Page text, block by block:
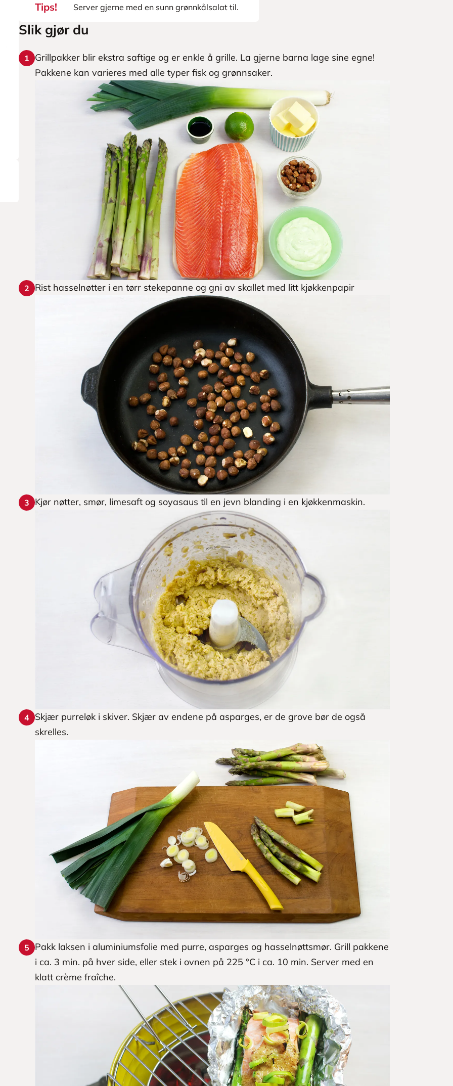
Tips! Server gjerne med en sunn grønnkålsalat til.
Slik gjør du
1
Grillpakker blir ekstra saftige og er enkle å grille. La gjerne barna lage sine egne!
Pakkene kan varieres med alle typer fisk og grønnsaker.
2 Rist hasselnøtter i en tørr stekepanne og gni av skallet med litt kjøkkenpapir
3 Kjør nøtter, smør, limesaft og soyasaus til en jevn blanding i en kjøkkenmaskin.
4 Skjær purreløk i skiver. Skjær av endene på asparges, er de grove bør de også
skrelles.
5
Pakk laksen i aluminiumsfolie med purre, asparges og hasselnøttsmør. Grill pakkene
i ca. 3 min. på hver side, eller stek i ovnen på 225 °C i ca. 10 min. Server med en
klatt crème fraîche.